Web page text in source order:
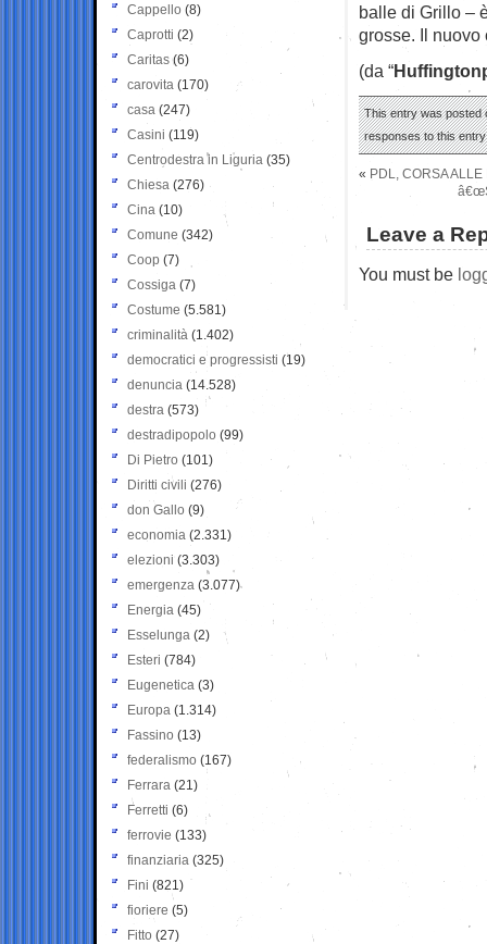
balle di Grillo –
grosse. Il nuovo
(da “
This entry was posted
responses to this
« PDL, CORSA
Leave a
You must be
Cappello (8)
Caprotti (2)
Caritas (6)
carovita (170)
casa (247)
Casini (119)
Centrodestra in Liguria (35)
Chiesa (276)
Cina (10)
Comune (342)
Coop (7)
Cossiga (7)
Costume (5.581)
criminalità (1.402)
democratici e progressisti (19)
denuncia (14.528)
destra (573)
destradipopolo (99)
Di Pietro (101)
Diritti civili (276)
don Gallo (9)
economia (2.331)
elezioni (3.303)
emergenza (3.077)
Energia (45)
Esselunga (2)
Esteri (784)
Eugenetica (3)
Europa (1.314)
Fassino (13)
federalismo (167)
Ferrara (21)
Ferretti (6)
ferrovie (133)
finanziaria (325)
Fini (821)
fioriere (5)
Fitto (27)